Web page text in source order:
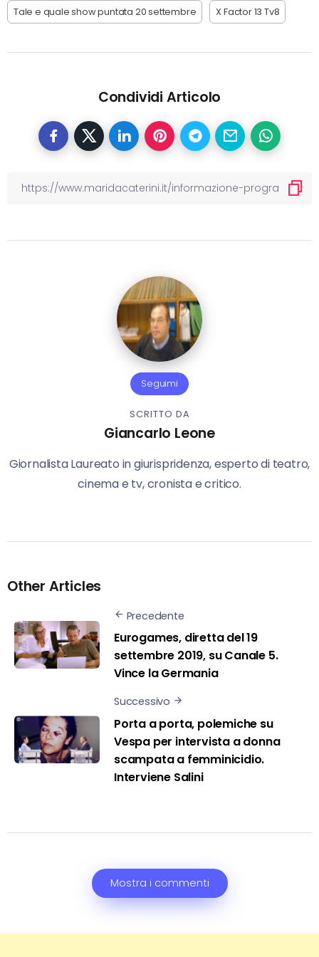
Tale e quale show puntata 20 settembre X Factor 13 Tv8
Condividi Articolo
Seguimi
SCRITTO DA
Giancarlo Leone
Giornalista Laureato in giurispridenza, esperto di teatro,
cinema e tv, cronista e critico.
Other Articles
Precedente
Eurogames, diretta del 19
settembre 2019, su Canale 5.
Vince la Germania
Successivo
Porta a porta, polemiche su
Vespa per intervista a donna
scampata a femminicidio.
Interviene Salini
Mostra i commenti